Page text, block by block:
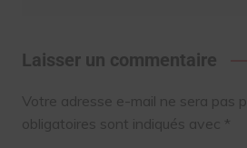
Laisser un commentaire
Votre adresse e-mail ne sera pas
obligatoires sont indiqués avec *